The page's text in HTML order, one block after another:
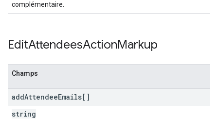
complémentaire.
EditAttendeesActionMarkup
Champs
addAttendeeEmails[]
string